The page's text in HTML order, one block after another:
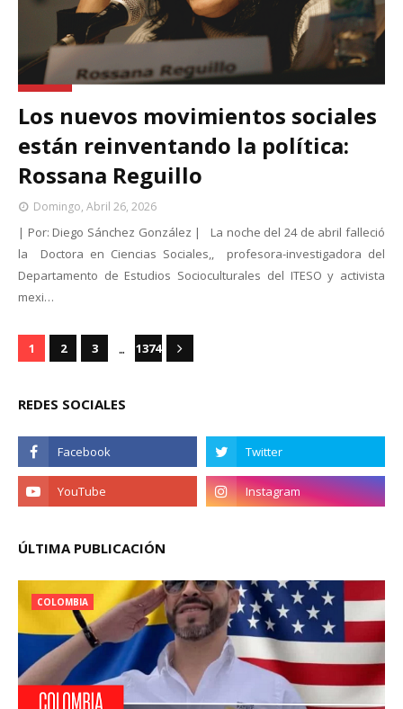
Los nuevos movimientos sociales
están reinventando la política:
Rossana Reguillo
Domingo, Abril 26, 2026
| Por: Diego Sánchez González | La noche del 24 de abril falleció
la Doctora en Ciencias Sociales,, profesora-investigadora del
Departamento de Estudios Socioculturales del ITESO y activista
mexi…
1 2 3 ... 1374
REDES SOCIALES
ÚLTIMA PUBLICACIÓN
COLOMBIA